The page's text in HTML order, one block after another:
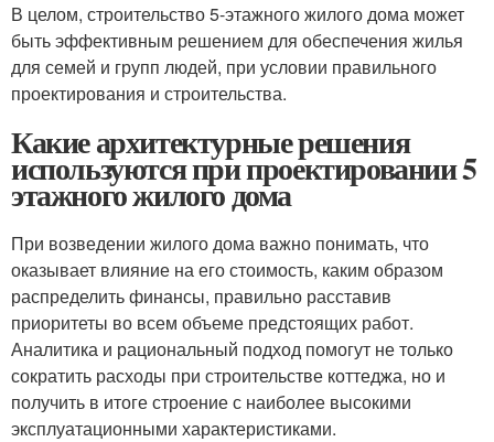
В целом, строительство 5-этажного жилого дома может
быть эффективным решением для обеспечения жилья
для семей и групп людей, при условии правильного
проектирования и строительства.
Какие архитектурные решения
используются при проектировании 5
этажного жилого дома
При возведении жилого дома важно понимать, что
оказывает влияние на его стоимость, каким образом
распределить финансы, правильно расставив
приоритеты во всем объеме предстоящих работ.
Аналитика и рациональный подход помогут не только
сократить расходы при строительстве коттеджа, но и
получить в итоге строение с наиболее высокими
эксплуатационными характеристиками.